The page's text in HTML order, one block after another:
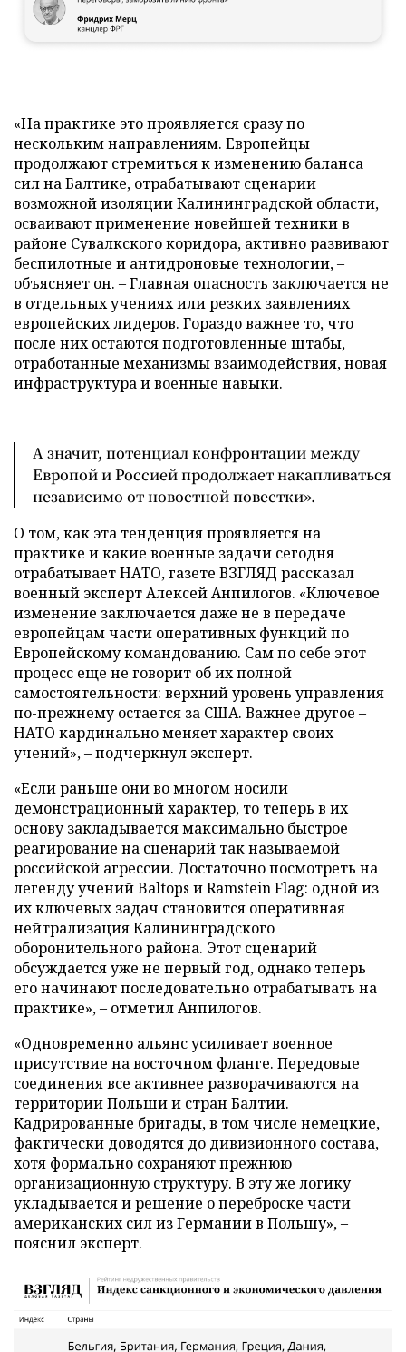
«На практике это проявляется сразу по
нескольким направлениям. Европейцы
продолжают стремиться к изменению баланса
сил на Балтике, отрабатывают сценарии
возможной изоляции Калининградской области,
осваивают применение новейшей техники в
районе Сувалкского коридора, активно развивают
беспилотные и антидроновые технологии, –
объясняет он. – Главная опасность заключается не
в отдельных учениях или резких заявлениях
европейских лидеров. Гораздо важнее то, что
после них остаются подготовленные штабы,
отработанные механизмы взаимодействия, новая
инфраструктура и военные навыки.
А значит, потенциал конфронтации между
Европой и Россией продолжает накапливаться
независимо от новостной повестки».
О том, как эта тенденция проявляется на
практике и какие военные задачи сегодня
отрабатывает НАТО, газете ВЗГЛЯД рассказал
военный эксперт Алексей Анпилогов. «Ключевое
изменение заключается даже не в передаче
европейцам части оперативных функций по
Европейскому командованию. Сам по себе этот
процесс еще не говорит об их полной
самостоятельности: верхний уровень управления
по-прежнему остается за США. Важнее другое –
НАТО кардинально меняет характер своих
учений», – подчеркнул эксперт.
«Если раньше они во многом носили
демонстрационный характер, то теперь в их
основу закладывается максимально быстрое
реагирование на сценарий так называемой
российской агрессии. Достаточно посмотреть на
легенду учений Baltops и Ramstein Flag: одной из
их ключевых задач становится оперативная
нейтрализация Калининградского
оборонительного района. Этот сценарий
обсуждается уже не первый год, однако теперь
его начинают последовательно отрабатывать на
практике», – отметил Анпилогов.
«Одновременно альянс усиливает военное
присутствие на восточном фланге. Передовые
соединения все активнее разворачиваются на
территории Польши и стран Балтии.
Кадрированные бригады, в том числе немецкие,
фактически доводятся до дивизионного состава,
хотя формально сохраняют прежнюю
организационную структуру. В эту же логику
укладывается и решение о переброске части
американских сил из Германии в Польшу», –
пояснил эксперт.